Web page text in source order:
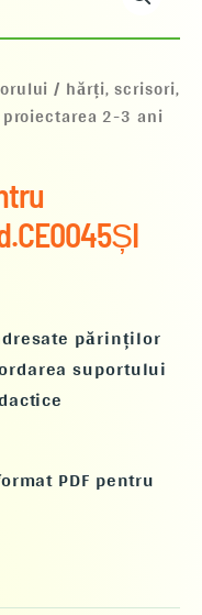
/ hărți, scrisori,
2-3 ani
părinților
suportului
PDF pentru